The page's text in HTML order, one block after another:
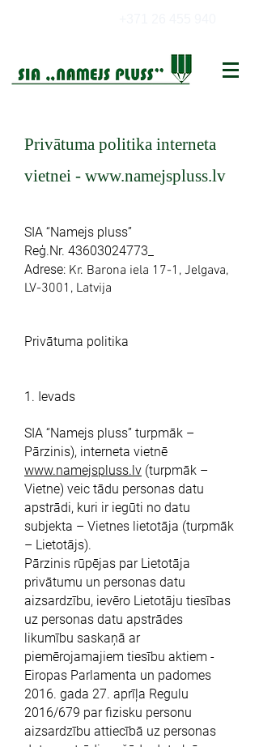
Privātuma politika interneta
vietnei - www.namejspluss.lv
SIA “Namejs pluss”
Reģ.Nr. 43603024773_
Adrese: Kr. Barona iela 17-1, Jelgava,
LV-3001, Latvija
Privātuma politika
1. Ievads
SIA “Namejs pluss” turpmāk –
Pārzinis), interneta vietnē
www.namejspluss.lv (turpmāk –
Vietne) veic tādu personas datu
apstrādi, kuri ir iegūti no datu
subjekta – Vietnes lietotāja (turpmāk
– Lietotājs).
Pārzinis rūpējas par Lietotāja
privātumu un personas datu
aizsardzību, ievēro Lietotāju tiesības
uz personas datu apstrādes
likumību saskaņā ar
piemērojamajiem tiesību aktiem -
Eiropas Parlamenta un padomes
2016. gada 27. aprīļa Regulu
2016/679 par fizisku personu
aizsardzību attiecībā uz personas